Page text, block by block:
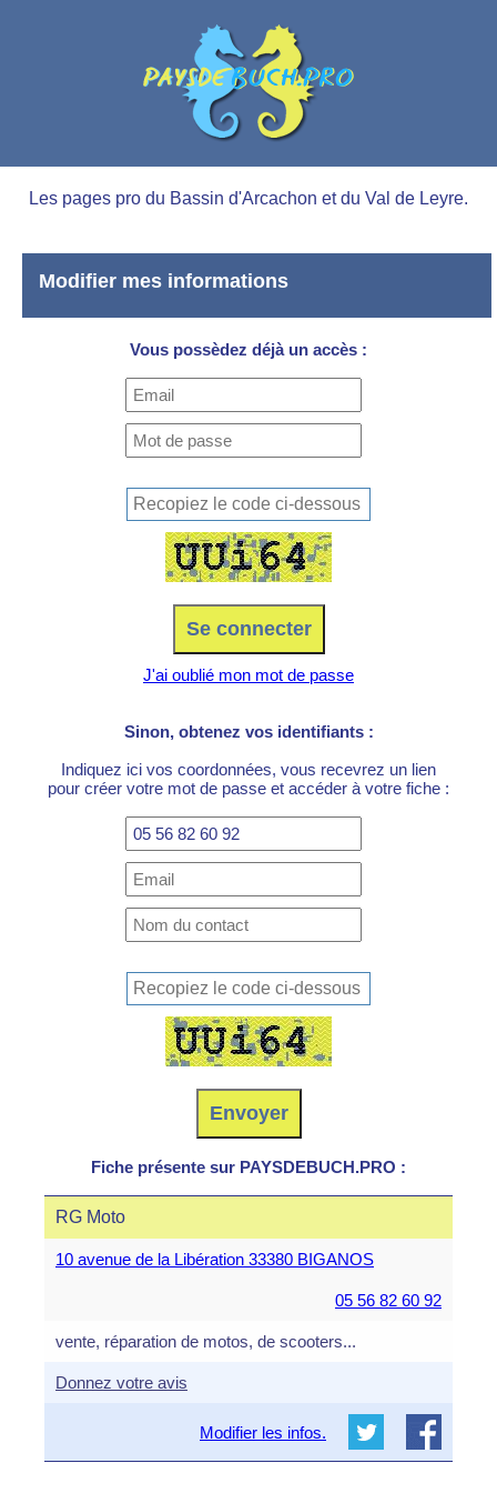
Les pages pro du Bassin d'Arcachon et du Val de Leyre.
Modifier mes informations
Vous possèdez déjà un accès :
J'ai oublié mon mot de passe
Sinon, obtenez vos identifiants :
Indiquez ici vos coordonnées, vous recevrez un lien
pour créer votre mot de passe et accéder à votre fiche :
Fiche présente sur PAYSDEBUCH.PRO :
RG Moto
10 avenue de la Libération 33380 BIGANOS
05 56 82 60 92
vente, réparation de motos, de scooters...
Donnez votre avis
Modifier les infos.